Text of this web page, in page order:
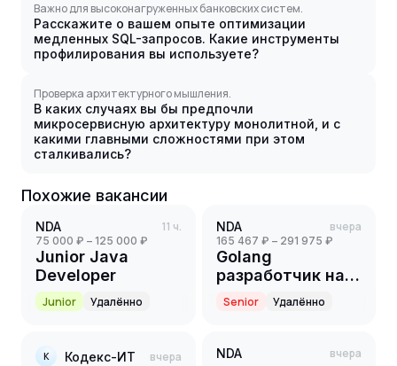
Важно для высоконагруженных банковских систем.
Расскажите о вашем опыте оптимизации
медленных SQL-запросов. Какие инструменты
профилирования вы используете?
Проверка архитектурного мышления.
В каких случаях вы бы предпочли
микросервисную архитектуру монолитной, и с
какими главными сложностями при этом
сталкивались?
Похожие вакансии
NDA 11 ч.
75 000 ₽ – 125 000 ₽
Junior Java
Developer
Junior Удалённо
NDA вчера
165 467 ₽ – 291 975 ₽
Golang
разработчик на
партнерский
проект(ритейл)
Senior Удалённо
К Кодекс-ИТ вчера NDA вчера